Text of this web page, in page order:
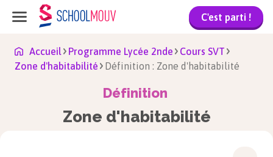
C'est parti !
Accueil Programme Lycée 2nde
Cours SVT
Zone d'habitabilité
Définition : Zone d'habitabilité
Définition
Zone d'habitabilité